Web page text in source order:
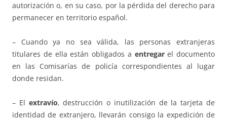
autorización o, en su caso, por la pérdida del derecho para
permanecer en territorio español.
– Cuando ya no sea válida, las personas extranjeras
titulares de ella están obligados a entregarel documento
en las Comisarías de policía correspondientes al lugar
donde residan.
– El extravío, destrucción o inutilización de la tarjeta de
identidad de extranjero, llevarán consigo la expedición de